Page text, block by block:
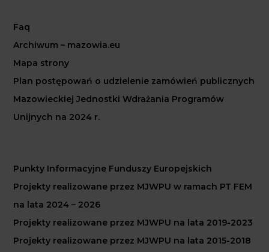
Faq
Archiwum – mazowia.eu
Mapa strony
Plan postępowań o udzielenie zamówień publicznych
Mazowieckiej Jednostki Wdrażania Programów
Unijnych na 2024 r.
Punkty Informacyjne Funduszy Europejskich
Projekty realizowane przez MJWPU w ramach PT FEM
na lata 2024 – 2026
Projekty realizowane przez MJWPU na lata 2019-2023
Projekty realizowane przez MJWPU na lata 2015-2018